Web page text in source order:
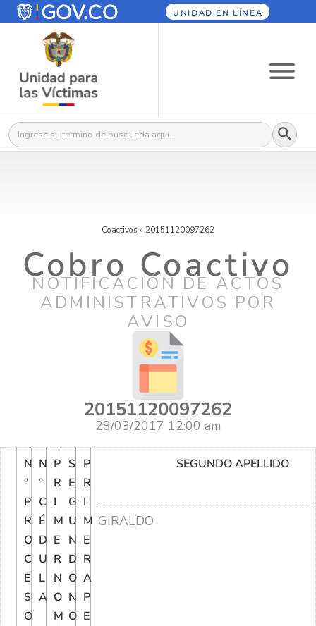
UNIDAD EN LÍNEA
Buscar: Botón
Coactivos » 20151120097262
Cobro Coactivo
NOTIFICACIÓN DE ACTOS
ADMINISTRATIVOS POR
AVISO
20151120097262
28/03/2017 12:00 am
N
°
P
R
O
C
E
S
O
N
°
C
É
D
U
L
A
P
R
I
M
E
R
N
O
M
S
E
G
U
N
D
O
N
O
P
R
I
M
E
R
A
P
E
SEGUNDO APELLIDO
GIRALDO